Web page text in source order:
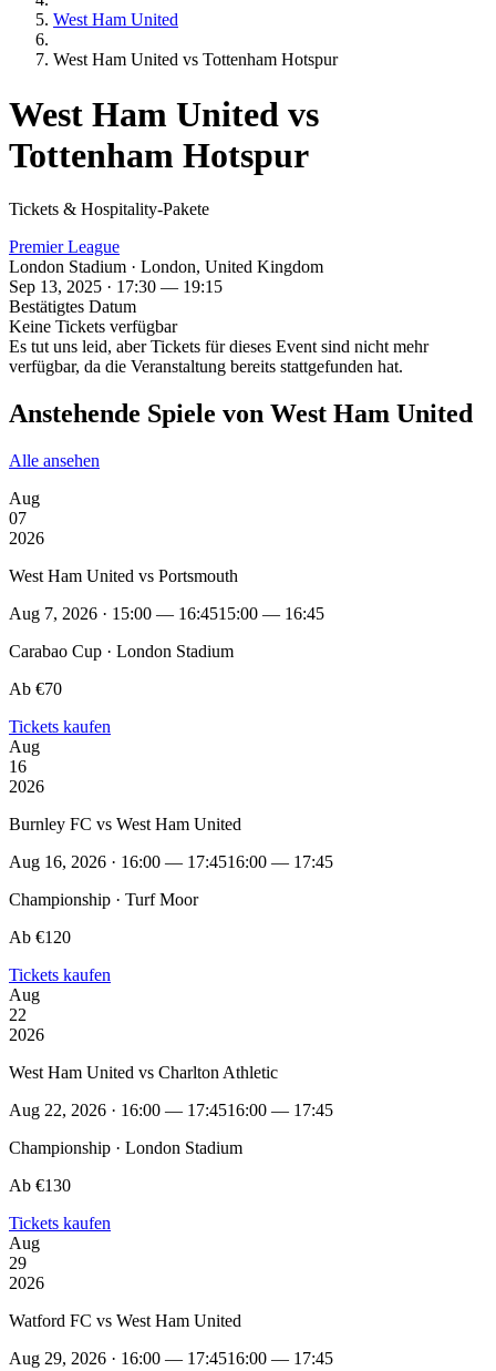
West Ham United
West Ham United vs Tottenham Hotspur
West Ham United vs
Tottenham Hotspur
Tickets & Hospitality-Pakete
Premier League
London Stadium · London, United Kingdom
Sep 13, 2025 · 17:30 — 19:15
Bestätigtes Datum
Keine Tickets verfügbar
Es tut uns leid, aber Tickets für dieses Event sind nicht mehr
verfügbar, da die Veranstaltung bereits stattgefunden hat.
Anstehende Spiele von West Ham United
Alle ansehen
Aug
07
2026
West Ham United vs Portsmouth
Aug 7, 2026 · 15:00 — 16:4515:00 — 16:45
Carabao Cup · London Stadium
Ab €70
Tickets kaufen
Aug
16
2026
Burnley FC vs West Ham United
Aug 16, 2026 · 16:00 — 17:4516:00 — 17:45
Championship · Turf Moor
Ab €120
Tickets kaufen
Aug
22
2026
West Ham United vs Charlton Athletic
Aug 22, 2026 · 16:00 — 17:4516:00 — 17:45
Championship · London Stadium
Ab €130
Tickets kaufen
Aug
29
2026
Watford FC vs West Ham United
Aug 29, 2026 · 16:00 — 17:4516:00 — 17:45